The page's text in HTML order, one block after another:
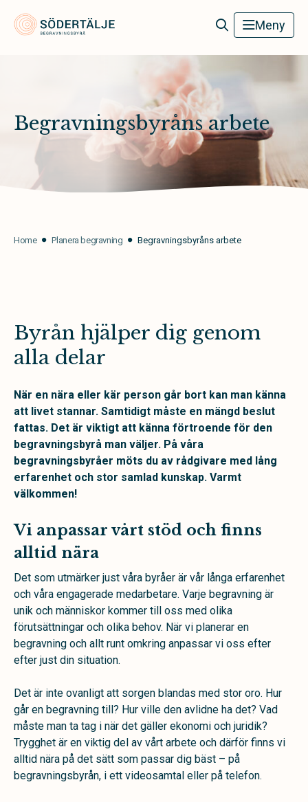
Södertälje Begravningsbyrå Meny
Begravningsbyråns arbete
Home Planera begravning Begravningsbyråns arbete
Byrån hjälper dig genom
alla delar
När en nära eller kär person går bort kan man känna
att livet stannar. Samtidigt måste en mängd beslut
fattas. Det är viktigt att känna förtroende för den
begravningsbyrå man väljer. På våra
begravningsbyråer möts du av rådgivare med lång
erfarenhet och stor samlad kunskap. Varmt
välkommen!
Vi anpassar vårt stöd och finns
alltid nära
Det som utmärker just våra byråer är vår långa erfarenhet
och våra engagerade medarbetare. Varje begravning är
unik och människor kommer till oss med olika
förutsättningar och olika behov. När vi planerar en
begravning och allt runt omkring anpassar vi oss efter
efter just din situation.
Det är inte ovanligt att sorgen blandas med stor oro. Hur
går en begravning till? Hur ville den avlidne ha det? Vad
måste man ta tag i när det gäller ekonomi och juridik?
Trygghet är en viktig del av vårt arbete och därför finns vi
alltid nära på det sätt som passar dig bäst – på
begravningsbyrån, i ett videosamtal eller på telefon.